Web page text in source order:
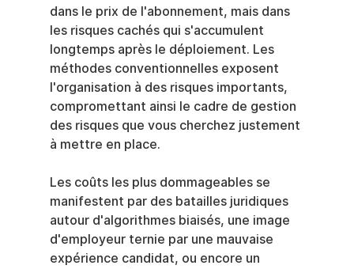
dans le prix de l'abonnement, mais dans
les risques cachés qui s'accumulent
longtemps après le déploiement. Les
méthodes conventionnelles exposent
l'organisation à des risques importants,
compromettant ainsi le cadre de gestion
des risques que vous cherchez justement
à mettre en place.
Les coûts les plus dommageables se
manifestent par des batailles juridiques
autour d'algorithmes biaisés, une image
d'employeur ternie par une mauvaise
expérience candidat, ou encore un